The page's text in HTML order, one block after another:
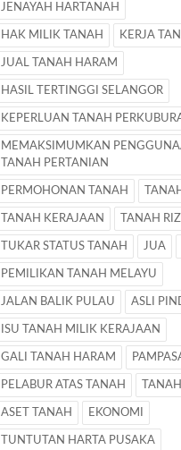
JENAYAH HARTANAH
HAK MILIK TANAH KERJA
JUAL TANAH HARAM
HASIL TERTINGGI SELANGOR
KEPERLUAN TANAH
MEMAKSIMUMKAN
TANAH PERTANIAN
PERMOHONAN TANAH
TANAH KERAJAAN TANAH
TUKAR STATUS TANAH JUA
PEMILIKAN TANAH MELAYU
JALAN BALIK PULAU ASLI
ISU TANAH MILIK KERAJAAN
GALI TANAH HARAM
PELABUR ATAS TANAH
ASET TANAH EKONOMI
TUNTUTAN HARTA PUSAKA